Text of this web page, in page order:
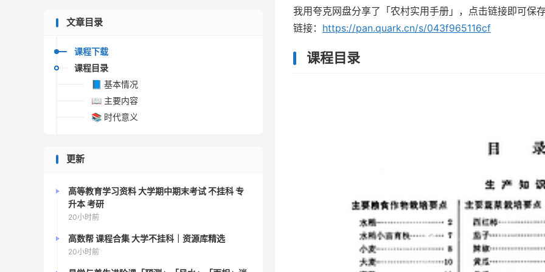
我用夸克网盘分享了「农村实用手册」，点击链接即可保
链接： https://pan.quark.cn/s/043f965116cf
课程目录
文章目录
课程下载
课程目录
📘 基本情况
📖 主要内容
📚 时代意义
更新
高等教育学习资料 大学期中期末考试 不挂科 专
升本 考研
20小时前
高数帮 课程合集 大学不挂科｜资源库精选
20小时前